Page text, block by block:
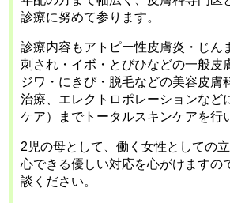
診療に努めて参ります。
診療内容もアトピー性皮膚炎・じん
刺され・イボ・とびひなどの一般皮
ジワ・にきび・脱毛などの美容皮膚
治療、エレクトロポレーションなど
ケア）までトータルスキンケアを行
2児の母として、働く女性としての
心できる優しい対応を心がけますの
談ください。